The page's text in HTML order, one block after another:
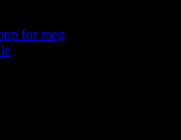
for meg